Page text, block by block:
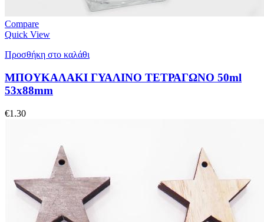
Compare
Quick View
Προσθήκη στο καλάθι
ΜΠΟΥΚΑΛΑΚΙ ΓΥΑΛΙΝΟ ΤΕΤΡΑΓΩΝΟ 50ml
53x88mm
€1.30